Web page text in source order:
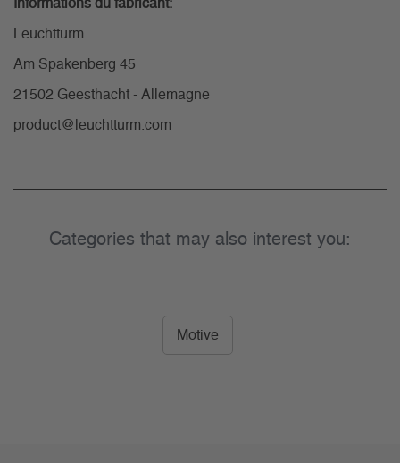
Informations du fabricant:
Leuchtturm
Am Spakenberg 45
21502 Geesthacht - Allemagne
product@leuchtturm.com
Categories that may also interest you:
Motive